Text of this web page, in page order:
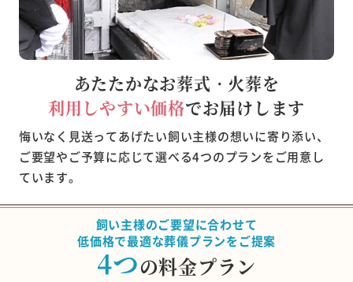
あたたかなお葬式・火葬を
利用しやすい価格でお届けします
悔いなく見送ってあげたい飼い主様の想いに寄り添い、
ご要望やご予算に応じて選べる4つのプランをご用意し
ています。
飼い主様のご要望に合わせて
低価格で最適な葬儀プランをご提案
4つの料金プラン